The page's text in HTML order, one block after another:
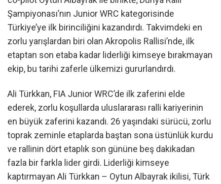
Şampiyonası’nın Junior WRC kategorisinde
Türkiye’ye ilk birinciliğini kazandırdı. Takvimdeki en
zorlu yarışlardan biri olan Akropolis Rallisi’nde, ilk
etaptan son etaba kadar liderliği kimseye bırakmayan
ekip, bu tarihi zaferle ülkemizi gururlandırdı.
Ali Türkkan, FIA Junior WRC’de ilk zaferini elde
ederek, zorlu koşullarda uluslararası ralli kariyerinin
en büyük zaferini kazandı. 26 yaşındaki sürücü, zorlu
toprak zeminle etaplarda baştan sona üstünlük kurdu
ve rallinin dört etaplık son gününe beş dakikadan
fazla bir farkla lider girdi. Liderliği kimseye
kaptırmayan Ali Türkkan – Oytun Albayrak ikilisi, Türk